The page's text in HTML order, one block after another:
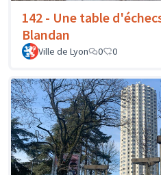
142 - Une table
Blandan
Ville de Lyon 0 0